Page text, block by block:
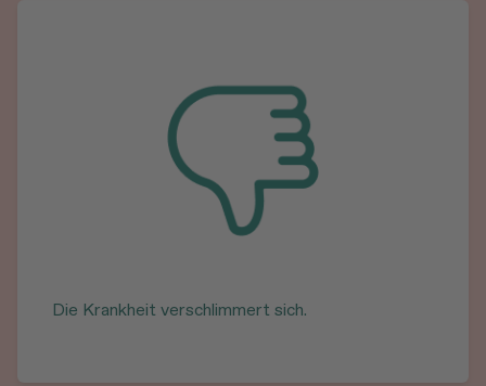
Die Krankheit verschlimmert sich.